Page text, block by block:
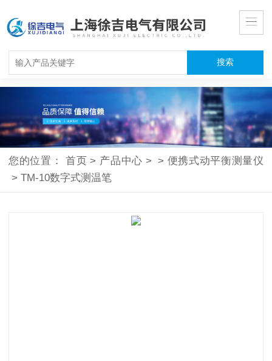
您的位置：首页 > 产品中心 > > 便携式动平衡测量仪
> TM-10数字式测温笔